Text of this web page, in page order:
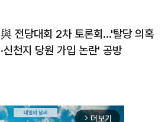
與 전당대회 2차 토론회…'탈당 의혹
·신천지 당원 가입 논란' 공방
arrow_forward_ios 더보기